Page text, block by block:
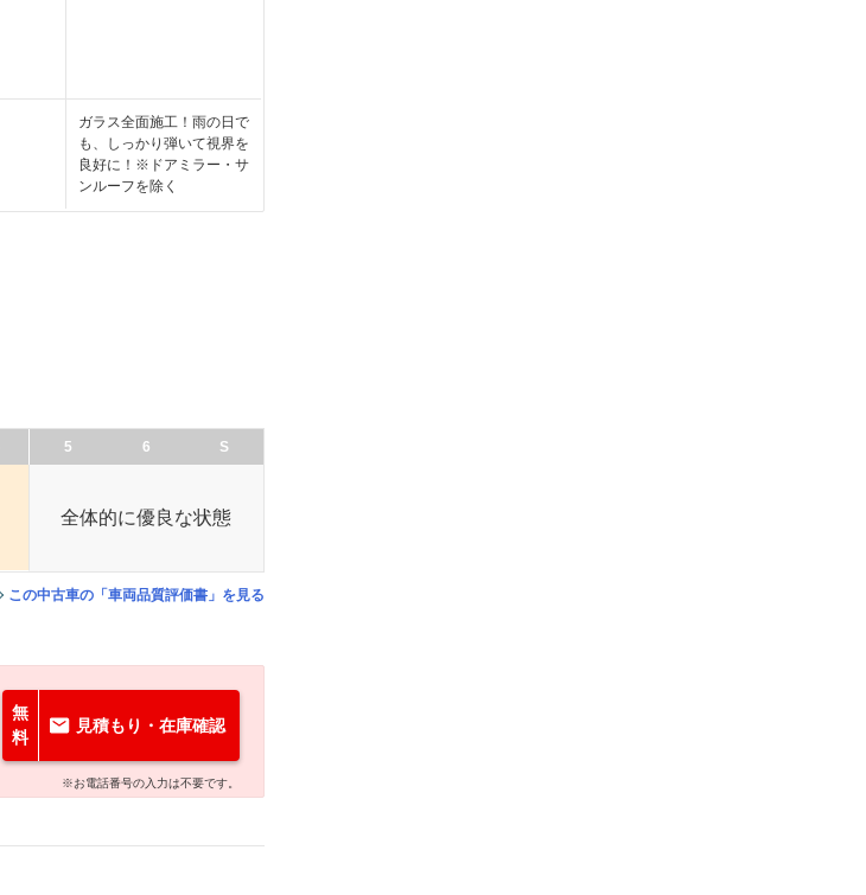
ガラス全面施工！雨の日で
も、しっかり弾いて視界を
良好に！※ドアミラー・サ
ンルーフを除く
5 6 S
全体的に優良な状態
この中古車の「車両品質評価書」を見る
無
料
見積もり・在庫確認
※お電話番号の入力は不要です。